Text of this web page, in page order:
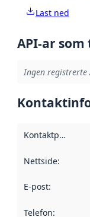
Last ned
API-ar
Ingen registrerte
Kontaktpunkt
Nettside:
E-post:
Telefon: